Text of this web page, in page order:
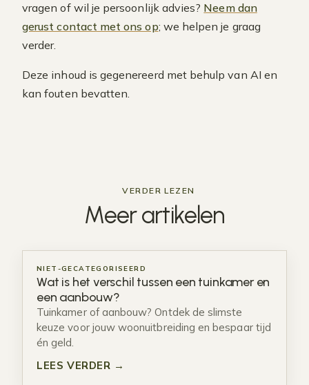
vragen of wil je persoonlijk advies? Neem dan
gerust contact met ons op; we helpen je graag
verder.
Deze inhoud is gegenereerd met behulp van AI en
kan fouten bevatten.
VERDER LEZEN
Meerartikelen
NIET-GECATEGORISEERD
Wat is het verschil tussen een tuinkamer en
een aanbouw?
Tuinkamer of aanbouw? Ontdek de slimste
keuze voor jouw woonuitbreiding en bespaar tijd
én geld.
LEES VERDER →